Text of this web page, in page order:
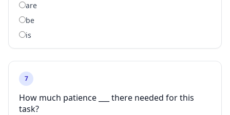
are
be
is
7
How much patience ___ there needed for this
task?